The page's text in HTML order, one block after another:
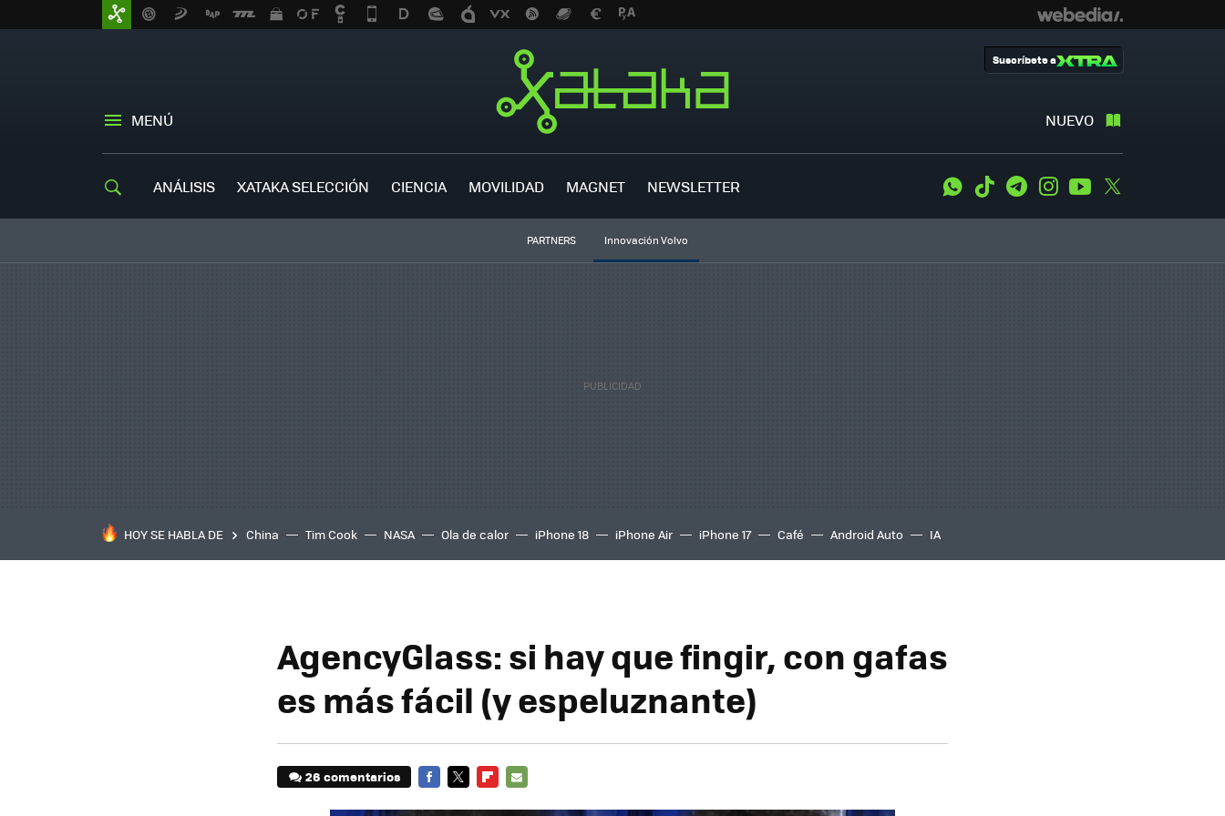
MENÚ NUEVO
Suscríbete a
ANÁLISIS XATAKA SELECCIÓN CIENCIA MOVILIDAD MAGNET NEWSLETTER WhatsApp
Tiktok TelegramInstagramYoutube
PARTNERS Innovación Volvo
HOY SE HABLA DE China Tim Cook NASA Ola de calor iPhone 18 iPhone Air iPhone 17 Café Android Auto IA
AgencyGlass: si hay que fingir, con gafas
es más fácil (y espeluznante)
26 comentarios